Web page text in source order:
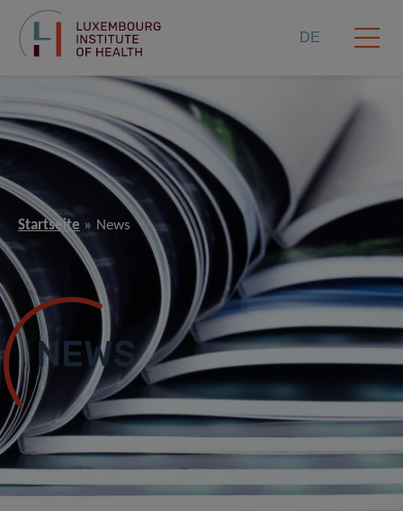
DE
Startseite News
NEWS